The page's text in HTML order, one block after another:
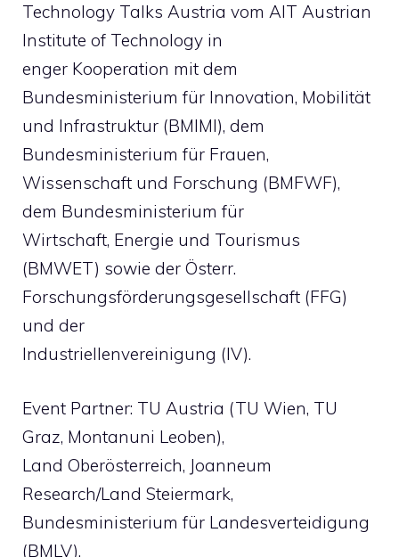
Technology Talks Austria vom AIT Austrian
Institute of Technology in
enger Kooperation mit dem
Bundesministerium für Innovation, Mobilität
und Infrastruktur (BMIMI), dem
Bundesministerium für Frauen,
Wissenschaft und Forschung (BMFWF),
dem Bundesministerium für
Wirtschaft, Energie und Tourismus
(BMWET) sowie der Österr.
Forschungsförderungsgesellschaft (FFG)
und der
Industriellenvereinigung (IV).
Event Partner: TU Austria (TU Wien, TU
Graz, Montanuni Leoben),
Land Oberösterreich, Joanneum
Research/Land Steiermark,
Bundesministerium für Landesverteidigung
(BMLV).